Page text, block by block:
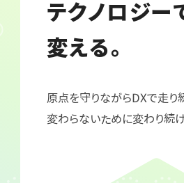
テクノロジー
変える。
原点を守りながらDXで走り
変わらないために変わり続け